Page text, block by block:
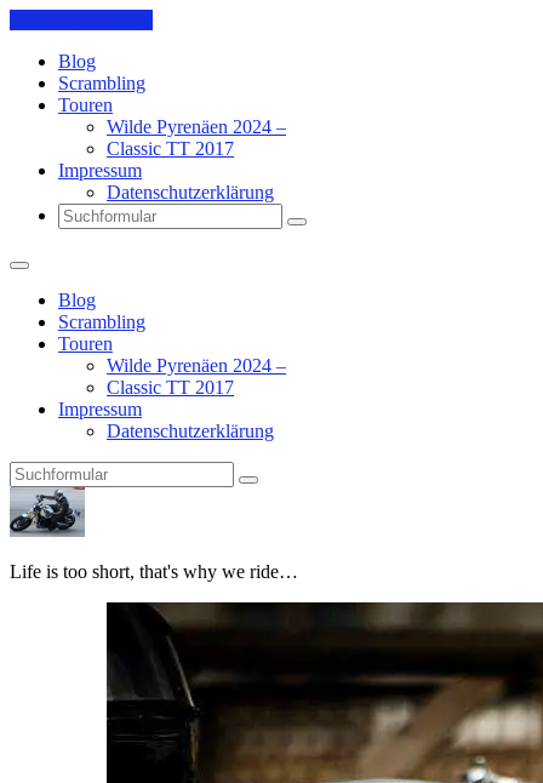
Blog
Scrambling
Touren
Wilde Pyrenäen 2024 –
Classic TT 2017
Impressum
Datenschutzerklärung
Search
Blog
Scrambling
Touren
Wilde Pyrenäen 2024 –
Classic TT 2017
Impressum
Datenschutzerklärung
Search
Pit's
Blog
Life is too short, that's why we ride…